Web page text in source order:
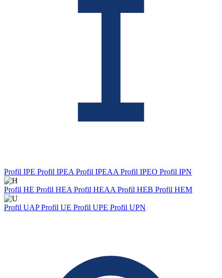
Profil IPE Profil IPEA Profil IPEAA Profil IPEO Profil IPN
Profil HE Profil HEA Profil HEAA Profil HEB Profil HEM
Profil UAPProfil UE Profil UPE Profil UPN